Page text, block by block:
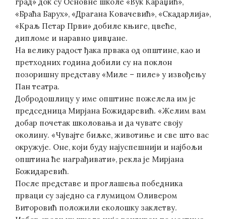
«Браћа Барух», «Драгана Ковачевић», «Скадарлија»,
«Краљ Петар Први» добиле књиге, цвеће,
дипломе и наравно џивџане.
На велику радост ђака првака од општине, као и
претходних година добили су на поклон
позоришну представу «Миле – пиле» у извођењу
Пан театра.
Добродошлицу у име општине пожелела им је
председница Мирјана Божидаревић. «Желим вам
добар почетак школовања и да чувате своју
околину. «Чувајте биљке, животиње и све што вас
окружује. Оне, који буду најуспешнији и најбољи
општина ће награђивати», рекла је Мирјана
Божидаревић.
После представе и проглашења победника
прваци су заједно са глумицом Оливером
Виторовић положили еколошку заклетву.